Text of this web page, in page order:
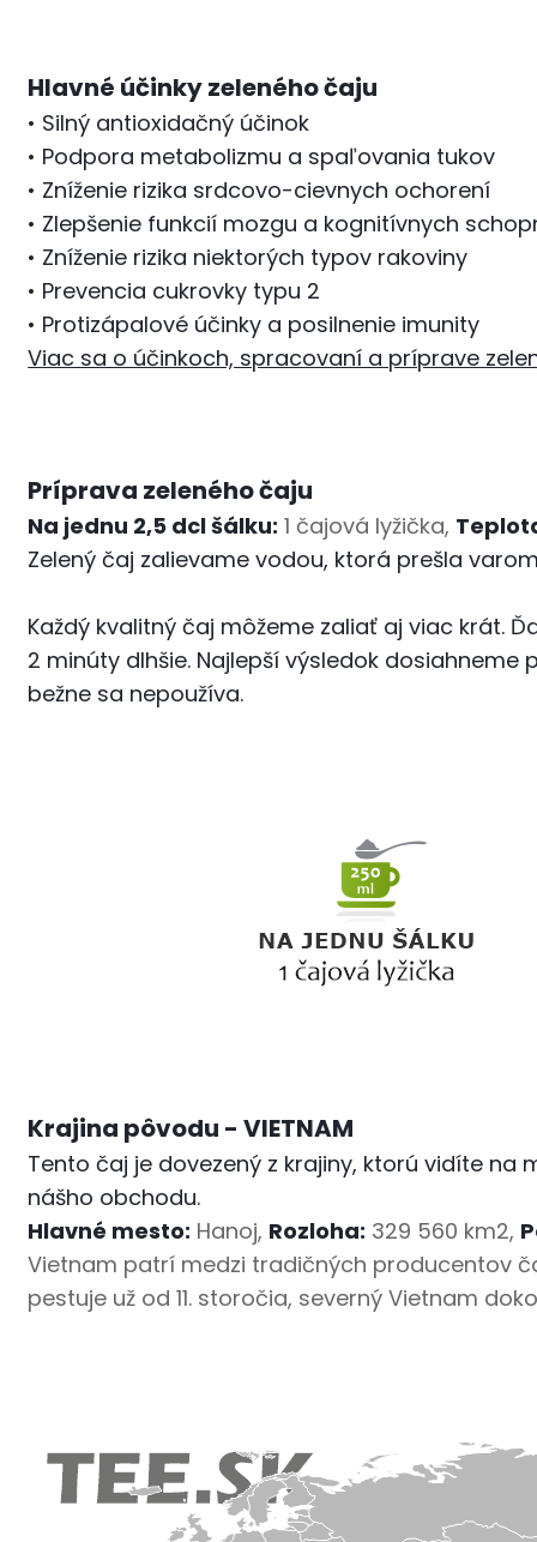
Hlavné účinky zeleného čaju
• Silný antioxidačný účinok
• Podpora metabolizmu a spaľovania tukov
• Zníženie rizika srdcovo-cievnych ochorení
• Zlepšenie funkcií mozgu a kognitívnych
• Zníženie rizika niektorých typov rakoviny
• Prevencia cukrovky typu 2
• Protizápalové účinky a posilnenie imunity
Viac sa o účinkoch, spracovaní a príprave
Príprava zeleného čaju
Na jednu 2,5 dcl šálku: 1 čajová lyžička,
Zelený čaj zalievame vodou, ktorá prešla
Každý kvalitný čaj môžeme zaliať aj viac krát.
2 minúty dlhšie. Najlepší výsledok
bežne sa nepoužíva.
Krajina pôvodu - VIETNAM
Tento čaj je dovezený z krajiny, ktorú vidíte
nášho obchodu.
Hlavné mesto: Hanoj, Rozloha: 329 560 km2,
Vietnam patrí medzi tradičných producentov
pestuje už od 11. storočia, severný Vietnam